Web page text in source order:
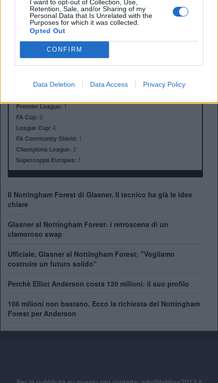
I want to opt-out of Collection, Use,
Retention, Sale, and/or Sharing of my
Personal Data that Is Unrelated with the
Purposes for which it was collected.
Opted Out
CONFIRM
Data Deletion Data Access Privacy Policy
Anno di Fondazione:
City Ground (30445)
Città:Nottingham
Presidente:Tom Cartledge
Nuno Espirito Santo
Premier League:1
FA Cup: 2
League Cup: 4
FA Community Shield: 1
Champions League: 2
Supercoppa Europea: 1
Il Nottingham Forest di Glasner. Il tecnico ha già le idee
chiare
Glasner al Nottingham Forest: i retroscena di un
clamoroso swap
Ufficiale, Glasner al Nottingham Forest: "Vogliamo
costruire un futuro solido"
Perchè Elliot Anderson costa 120 milioni: il suo profilo
106 milioni non bastano. Ecco la richiesta del Nottingham
Forest per Anderson